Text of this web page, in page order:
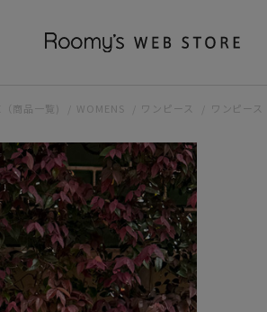
商品一覧) WOMENS ワンピース ワンピース